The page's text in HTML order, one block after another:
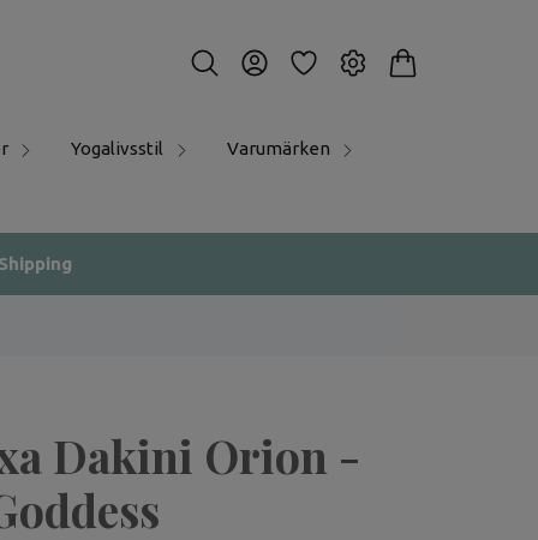
Yogalivsstil Varumärken
Dakini Orion -